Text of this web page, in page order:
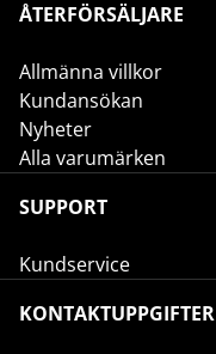
ÅTERFÖRSÄLJARE
Allmänna villkor
Kundansökan
Nyheter
Alla varumärken
SUPPORT
Kundservice
KONTAKTUPPGIFTER